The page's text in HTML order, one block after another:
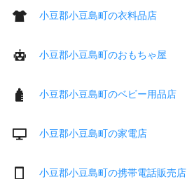
小豆郡小豆島町の衣料品店
小豆郡小豆島町のおもちゃ屋
小豆郡小豆島町のベビー用品店
小豆郡小豆島町の家電店
小豆郡小豆島町の携帯電話販売店